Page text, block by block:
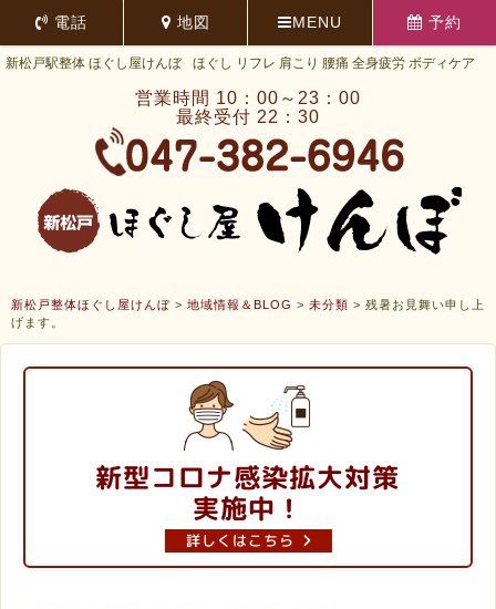
電話 地図 MENU 予約
新松戸駅整体 ほぐし屋けんぼ ほぐし リフレ 肩こり 腰痛 全身疲労 ボディケア
営業時間 10：00～23：00
最終受付 22：30
新松戸整体ほぐし屋けんぼ > 地域情報＆BLOG > 未分類 > 残暑お見舞い申し上
げます。
新型コロナ感染拡大対策
実施中！
詳しくはこちら